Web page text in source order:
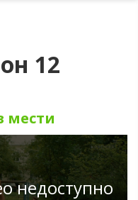
12
мести
недоступно